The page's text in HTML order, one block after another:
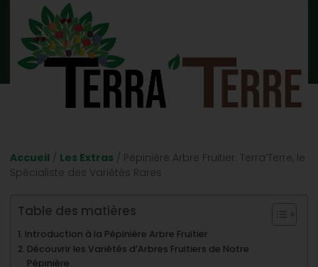
Accueil / Les Extras / Pépinière Arbre Fruitier: Terra’Terre, le
Spécialiste des Variétés Rares
Table des matières
Introduction à la Pépinière Arbre Fruitier
Découvrir les Variétés d’Arbres Fruitiers de Notre
Pépinière